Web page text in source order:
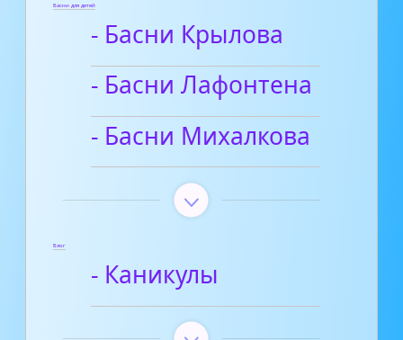
Басни для детей
- Басни Крылова
- Басни Лафонтена
- Басни Михалкова
Блог
- Каникулы